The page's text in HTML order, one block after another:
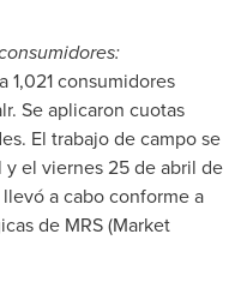
1,021 consumidores
Se aplicaron cuotas
El trabajo de campo se
el viernes 25 de abril de
a cabo conforme a
de MRS (Market